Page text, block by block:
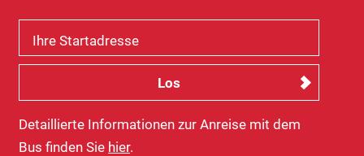
Ihre Startadresse
Detaillierte Informationen zur Anreise mit dem
Bus finden Sie hier.